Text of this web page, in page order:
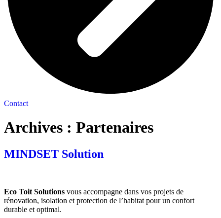
Contact
Archives : Partenaires
MINDSET Solution
Eco Toit Solutions vous accompagne dans vos projets de
rénovation, isolation et protection de l’habitat pour un confort
durable et optimal.